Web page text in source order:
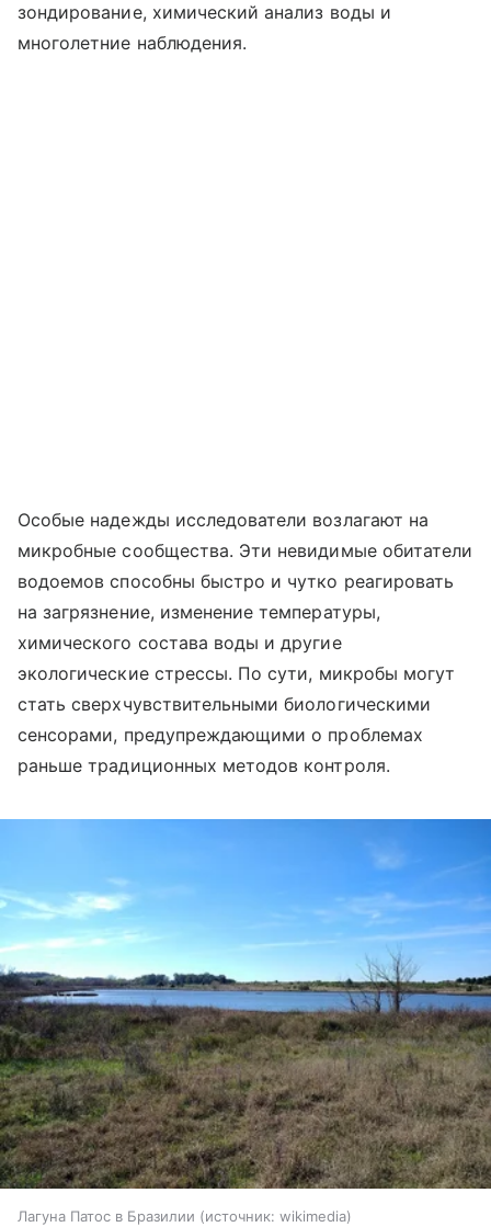
зондирование, химический анализ воды и
многолетние наблюдения.
Особые надежды исследователи возлагают на
микробные сообщества. Эти невидимые обитатели
водоемов способны быстро и чутко реагировать
на загрязнение, изменение температуры,
химического состава воды и другие
экологические стрессы. По сути, микробы могут
стать сверхчувствительными биологическими
сенсорами, предупреждающими о проблемах
раньше традиционных методов контроля.
Лагуна Патос в Бразилии источник: wikimedia